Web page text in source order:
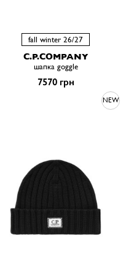
fall winter 26/27
C.P.COMPANY
шапка goggle
7570 грн
NEW